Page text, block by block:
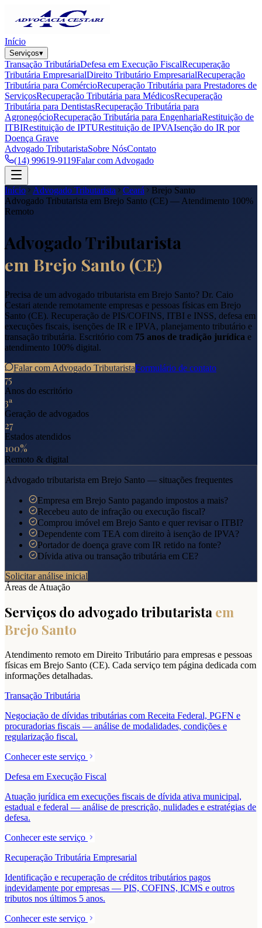
Início
Serviços▾
Transação TributáriaDefesa em Execução FiscalRecuperação
Tributária EmpresarialDireito Tributário EmpresarialRecuperação
Tributária para ComércioRecuperação Tributária para Prestadores de
ServiçosRecuperação Tributária para MédicosRecuperação
Tributária para DentistasRecuperação Tributária para
AgronegócioRecuperação Tributária para EngenhariaRestituição de
ITBIRestituição de IPTURestituição de IPVAIsenção do IR por
Doença Grave
Advogado TributaristaSobre NósContato
(14) 99619-9119Falar com Advogado
Início Advogado Tributarista Ceará
Brejo Santo
Advogado Tributarista em Brejo Santo (CE) — Atendimento 100%
Remoto
Advogado Tributarista
em Brejo Santo (CE)
Precisa de um advogado tributarista em Brejo Santo? Dr. Caio
Cestari atende remotamente empresas e pessoas físicas em Brejo
Santo (CE). Recuperação de PIS/COFINS, ITBI e INSS, defesa em
execuções fiscais, isenções de IR e IPVA, planejamento tributário e
transação tributária. Escritório com 75 anos de tradição jurídica e
atendimento 100% digital.
Falar com Advogado TributaristaFormulário de contato
75
Anos do escritório
3ª
Geração de advogados
27
Estados atendidos
100%
Remoto & digital
Advogado tributarista em Brejo Santo — situações frequentes
Empresa em Brejo Santo pagando impostos a mais?
Recebeu auto de infração ou execução fiscal?
Comprou imóvel em Brejo Santo e quer revisar o ITBI?
Dependente com TEA com direito à isenção de IPVA?
Portador de doença grave com IR retido na fonte?
Dívida ativa ou transação tributária em CE?
Solicitar análise inicial
Áreas de Atuação
Serviços do advogado tributarista em
Brejo Santo
Atendimento remoto em Direito Tributário para empresas e pessoas
físicas em Brejo Santo (CE). Cada serviço tem página dedicada com
informações detalhadas.
Transação Tributária
Negociação de dívidas tributárias com Receita Federal, PGFN e
procuradorias fiscais — análise de modalidades, condições e
regularização fiscal.
Conhecer este serviço
Defesa em Execução Fiscal
Atuação jurídica em execuções fiscais de dívida ativa municipal,
estadual e federal — análise de prescrição, nulidades e estratégias de
defesa.
Conhecer este serviço
Recuperação Tributária Empresarial
Identificação e recuperação de créditos tributários pagos
indevidamente por empresas — PIS, COFINS, ICMS e outros
tributos nos últimos 5 anos.
Conhecer este serviço